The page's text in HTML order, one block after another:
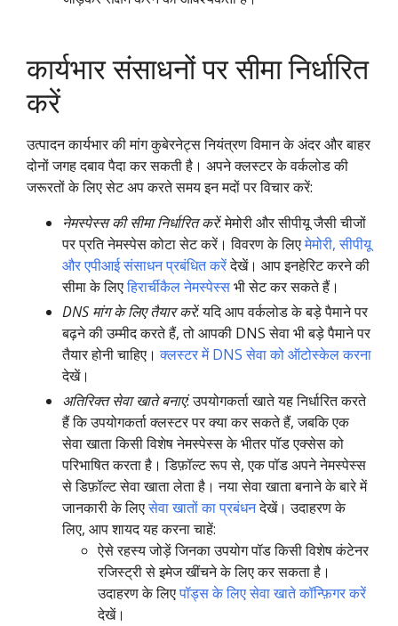
कार्यभार संसाधनों पर सीमा निर्धारित
करें
उत्पादन कार्यभार की मांग कुबेरनेट्स नियंत्रण विमान के अंदर और बाहर
दोनों जगह दबाव पैदा कर सकती है। अपने क्लस्टर के वर्कलोड की
जरूरतों के लिए सेट अप करते समय इन मदों पर विचार करें:
नेमस्पेस्स की सीमा निर्धारित करें: मेमोरी और सीपीयू जैसी चीजों
पर प्रति नेमस्पेस कोटा सेट करें। विवरण के लिएमेमोरी, सीपीयू
और एपीआई संसाधन प्रबंधित करेंदेखें। आप इनहेरिट करने की
सीमा के लिएहिरार्चीकैल नेमस्पेस्सभी सेट कर सकते हैं।
DNS मांग के लिए तैयार करें: यदि आप वर्कलोड के बड़े पैमाने पर
बढ़ने की उम्मीद करते हैं, तो आपकी DNS सेवा भी बड़े पैमाने पर
तैयार होनी चाहिए।क्लस्टर में DNS सेवा को ऑटोस्केल करना
देखें।
अतिरिक्त सेवा खाते बनाएं: उपयोगकर्ता खाते यह निर्धारित करते
हैं कि उपयोगकर्ता क्लस्टर पर क्या कर सकते हैं, जबकि एक
सेवा खाता किसी विशेष नेमस्पेस्स के भीतर पॉड एक्सेस को
परिभाषित करता है। डिफ़ॉल्ट रूप से, एक पॉड अपने नेमस्पेस्स
से डिफ़ॉल्ट सेवा खाता लेता है। नया सेवा खाता बनाने के बारे में
जानकारी के लिएसेवा खातों का प्रबंधनदेखें। उदाहरण के
लिए, आप शायद यह करना चाहें:
ऐसे रहस्य जोड़ें जिनका उपयोग पॉड किसी विशेष कंटेनर
रजिस्ट्री से इमेज खींचने के लिए कर सकता है।
उदाहरण के लिएपॉड्स के लिए सेवा खाते कॉन्फ़िगर करें
देखें।